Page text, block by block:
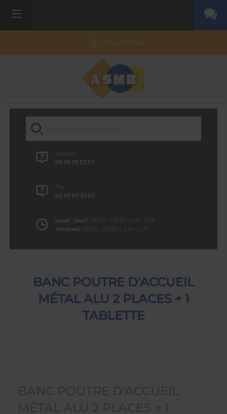
CONNEXION
Contact
09 70 35 23 97
Fax
01 45 93 33 03
Lundi - jeudi : 8h30 - 12h30 | 14h - 18h
Vendredi : 8h30 - 12h30 | 14h - 17h
BANC POUTRE D'ACCUEIL
MÉTAL ALU 2 PLACES + 1
TABLETTE